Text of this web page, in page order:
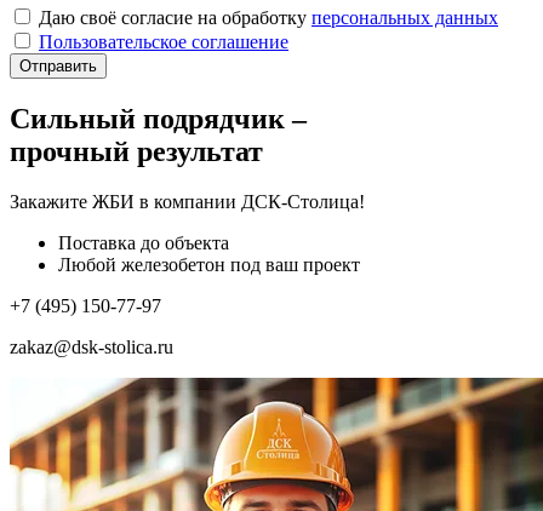
Даю своё согласие на обработку персональных данных
Пользовательское соглашение
Отправить
Сильный подрядчик –
прочный результат
Закажите ЖБИ в компании ДСК-Столица!
Поставка до объекта
Любой железобетон под ваш проект
+7 (495) 150-77-97
zakaz@dsk-stolica.ru